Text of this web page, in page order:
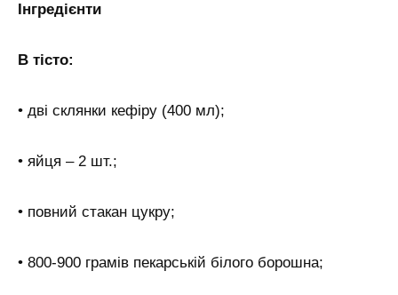
Інгредієнти
В тісто:
• дві склянки кефіру (400 мл);
• яйця – 2 шт.;
• повний стакан цукру;
• 800-900 грамів пекарській білого борошна;